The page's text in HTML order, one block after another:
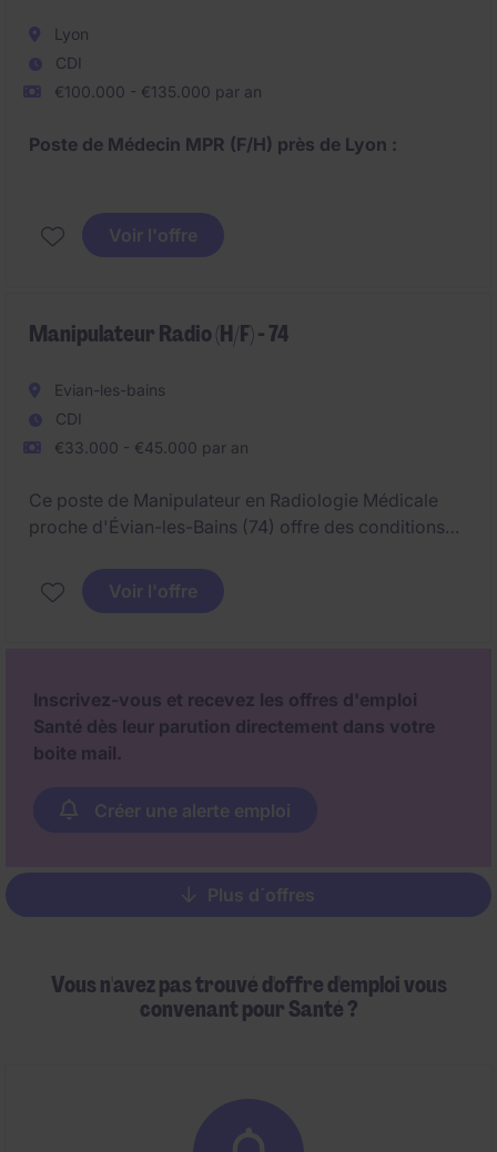
- Structure médico-sociale
- Spécialisation en pédopsychiatrie
Lyon
CDI
€100.000 - €135.000 par an
Poste de Médecin MPR (F/H) près de Lyon :
- SMR polyvalent récent
(objectif : 20)
- MPUP + hospitalisation complète du SMR
Voir l'offre
Manipulateur Radio (H/F) - 74
Evian-les-bains
CDI
€33.000 - €45.000 par an
Ce poste de Manipulateur en Radiologie Médicale
proche d'Évian-les-Bains (74) offre des conditions
Les patients et l'équipe sont au coeur de cette
Voir l'offre
Inscrivez-vous et recevez les offres d'emploi
Santé dès leur parution directement dans votre
boite mail.
Créer une alerte emploi
Pagination
Plus d´offres
Vous n'avez pas trouvé d'offre d'emploi vous
convenant pour Santé ?